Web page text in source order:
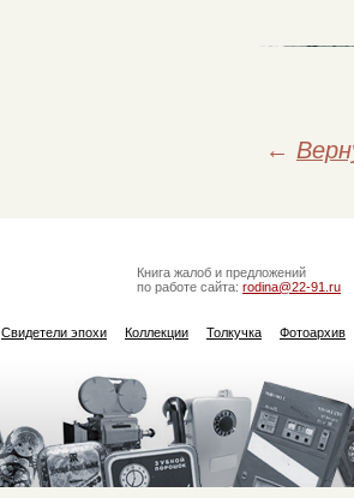
←
Книга жалоб и предложений
по работе сайта: rodina@22-91.ru
Свидетели эпохи Коллекции Толкучка Фотоархив